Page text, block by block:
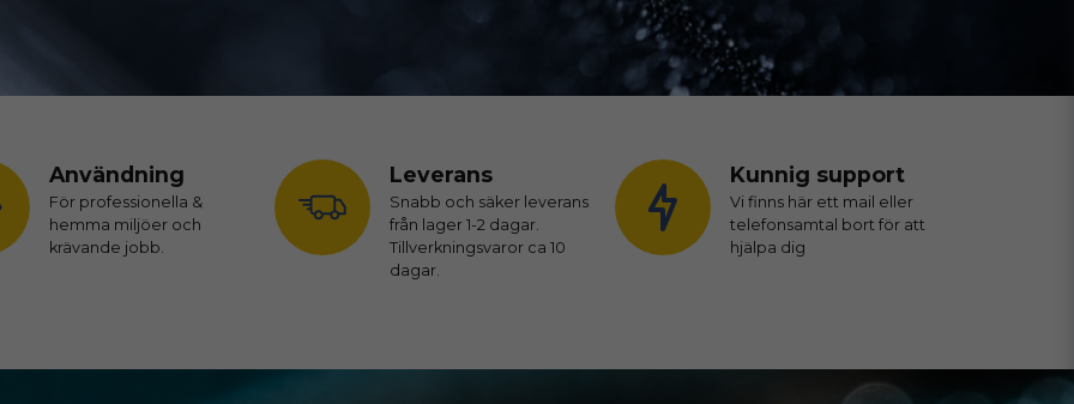
Användning
För professionella &
hemma miljöer och
krävande jobb.
Leverans
Snabb och säker leverans
från lager 1-2 dagar.
Tillverkningsvaror ca 10
dagar.
Kunnig support
Vi finns här ett mail eller
telefonsamtal bort för att
hjälpa dig